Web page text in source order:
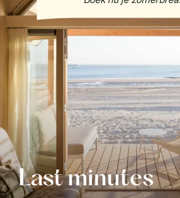
Last minutes